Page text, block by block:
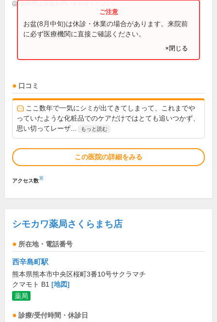
(診療時間は直接お問い合わせください)
お盆(8月中旬)は休診・休業の場合があります。来院前
に必ず医療機関に直接ご確認ください。
×閉じる
口コミ
ここ数年で一気にシミが出てきてしまって、これまでや
っていたような化粧品でのケアだけではとても追いつかず、
思い切ってレーザ...
もっと読む
この医院の詳細をみる
アクセス数※
シモカワ薬局さくらまち店
所在地・電話番号
西辛島町駅
熊本県熊本市中央区桜町3番10号サクラマチ
クマモト B1 [地図]
薬局
診療/受付時間・休診日